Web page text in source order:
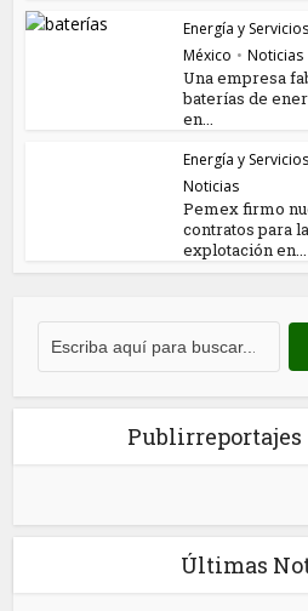
Energía y
México • Noticias
Una empresa
baterías de
en...
Energía y
Noticias
Pemex firmo
contratos para la
explotación en...
Publirreportajes
Últimas